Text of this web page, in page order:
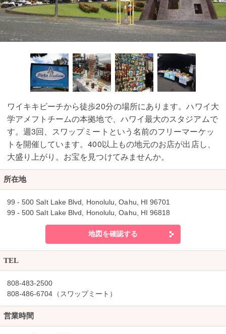
ワイキキビーチから徒歩20分の場所にあります。ハワイ大
学アメフトチームの本拠地で、ハワイ最大のスタジアムで
す。週3回、スワップミートという名前のフリーマーケッ
トを開催しています。400以上もの地元のお店が出店し、
大盛り上がり。お宝を見つけてみませんか。
所在地
99 - 500 Salt Lake Blvd, Honolulu, Oahu, HI 96701
99 - 500 Salt Lake Blvd, Honolulu, Oahu, HI 96818
地図を確認する
TEL
808-483-2500
808-486-6704（スワップミート）
営業時間